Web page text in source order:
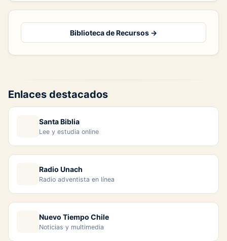
Biblioteca de Recursos →
Enlaces destacados
Santa Biblia
Lee y estudia online
Radio Unach
Radio adventista en línea
Nuevo Tiempo Chile
Noticias y multimedia